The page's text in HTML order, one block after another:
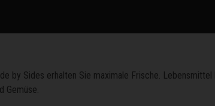
by Sides erhalten Sie maximale Frische.
Gemüse.